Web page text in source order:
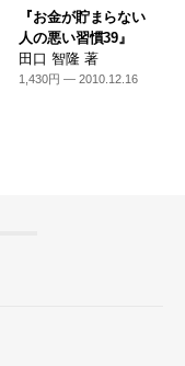
『お金が貯まらない
人の悪い習慣39』
田口 智隆 著
1,430円 — 2010.12.16